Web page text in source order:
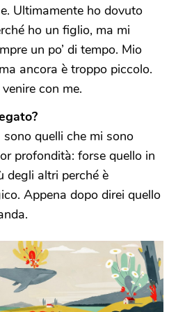
Ultimamente ho dovuto
ho un figlio, ma mi
un po’ di tempo. Mio
ancora è troppo piccolo.
con me.
quelli che mi sono
profondità: forse quello in
degli altri perché è
Appena dopo direi quello